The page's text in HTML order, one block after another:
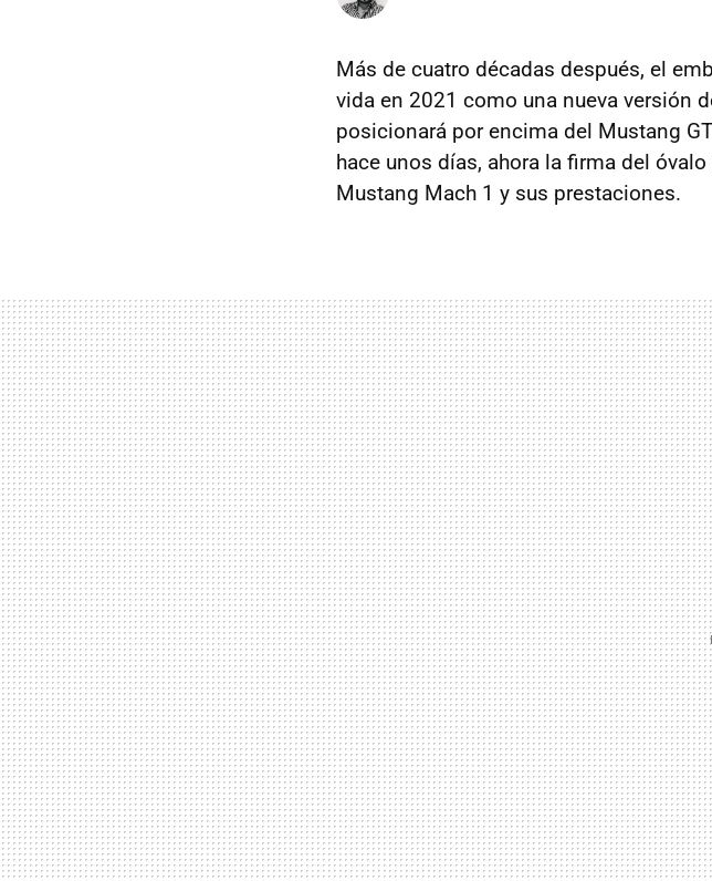
Más de cuatro décadas después, el
vida en 2021 como una nueva versión
posicionará por encima del Mustang
hace unos días, ahora la firma del
Mustang Mach 1 y sus prestaciones.